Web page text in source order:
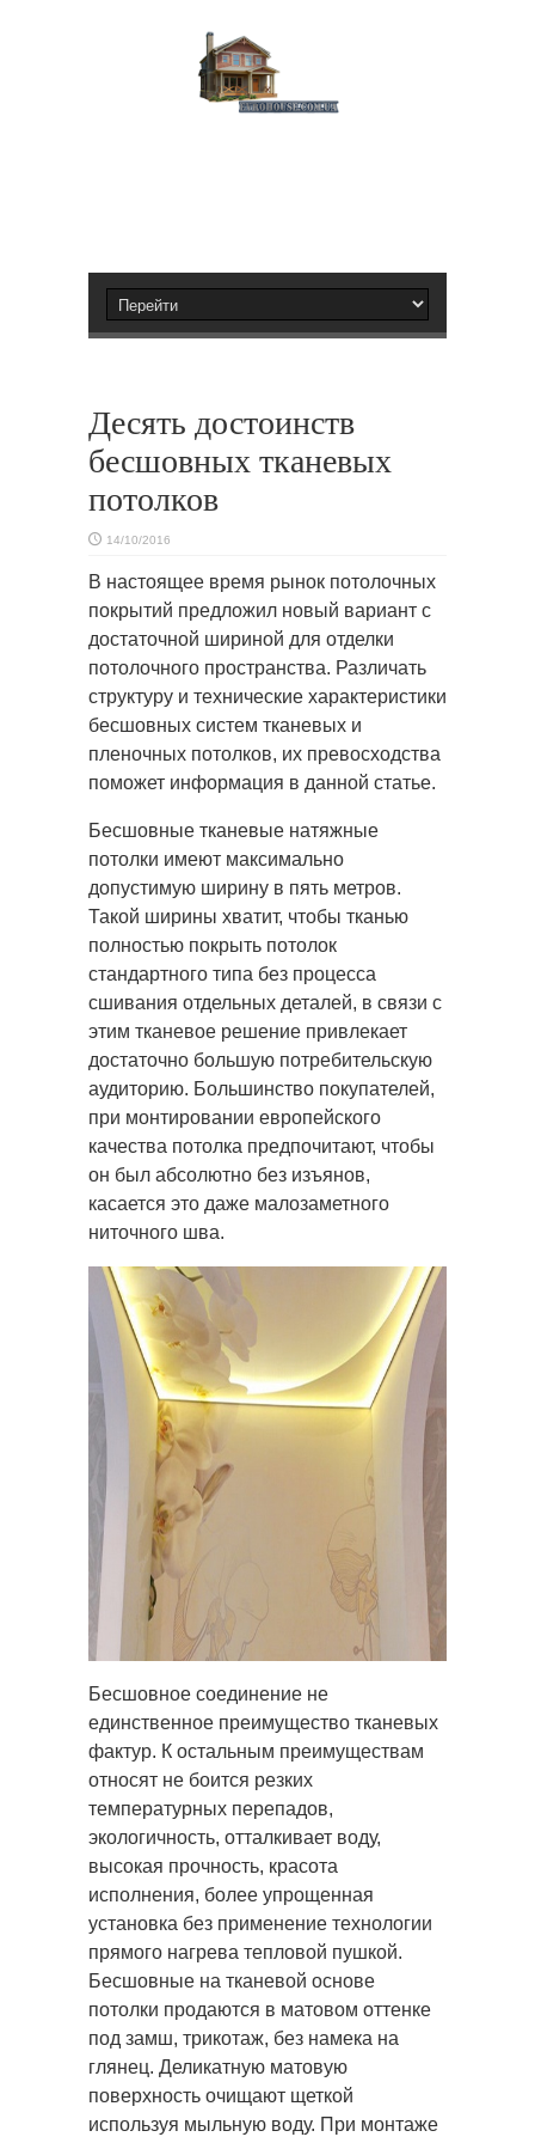
Десять достоинств
бесшовных тканевых
потолков
14/10/2016
В настоящее время рынок потолочных
покрытий предложил новый вариант с
достаточной шириной для отделки
потолочного пространства. Различать
структуру и технические характеристики
бесшовных систем тканевых и
пленочных потолков, их превосходства
поможет информация в данной статье.
Бесшовные тканевые натяжные
потолки имеют максимально
допустимую ширину в пять метров.
Такой ширины хватит, чтобы тканью
полностью покрыть потолок
стандартного типа без процесса
сшивания отдельных деталей, в связи с
этим тканевое решение привлекает
достаточно большую потребительскую
аудиторию. Большинство покупателей,
при монтировании европейского
качества потолка предпочитают, чтобы
он был абсолютно без изъянов,
касается это даже малозаметного
ниточного шва.
Бесшовное соединение не
единственное преимущество тканевых
фактур. К остальным преимуществам
относят не боится резких
температурных перепадов,
экологичность, отталкивает воду,
высокая прочность, красота
исполнения, более упрощенная
установка без применение технологии
прямого нагрева тепловой пушкой.
Бесшовные на тканевой основе
потолки продаются в матовом оттенке
под замш, трикотаж, без намека на
глянец. Деликатную матовую
поверхность очищают щеткой
используя мыльную воду. При монтаже